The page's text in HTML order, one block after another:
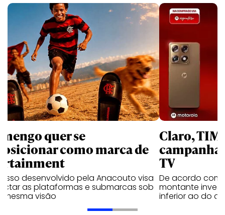
quer se
como marca de
desenvolvido pela Anacouto visa
as plataformas e submarcas sob
mesma visão
Claro,
TV
De acordo com
montante
inferior ao do